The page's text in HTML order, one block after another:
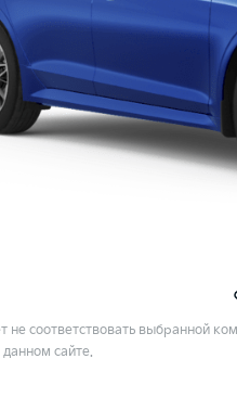
соответствовать выбранной
сайте.